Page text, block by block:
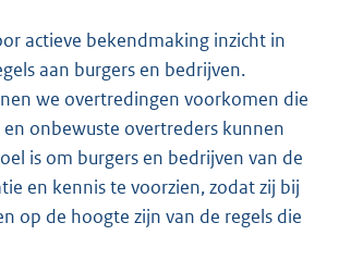
actieve bekendmaking inzicht in
aan burgers en bedrijven.
we overtredingen voorkomen die
onbewuste overtreders kunnen
is om burgers en bedrijven van de
en kennis te voorzien, zodat zij bij
op de hoogte zijn van de regels die